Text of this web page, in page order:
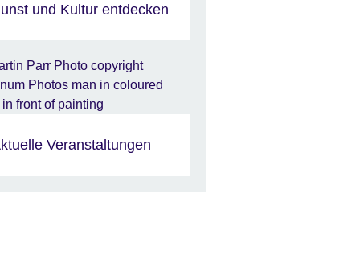
und Kultur entdecken
Veranstaltungen